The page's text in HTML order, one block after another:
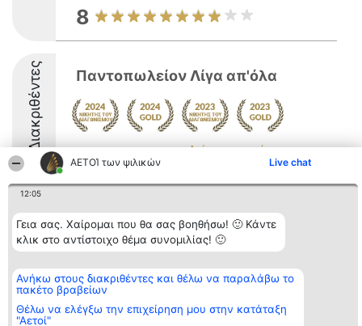
ΑΕΤΟΊ των ψιλικών Live chat
12:05
Γεια σας. Χαίρομαι που θα σας βοηθήσω! 🙂 Κάντε
κλικ στο αντίστοιχο θέμα συνομιλίας! 🙂
Ανήκω στους διακριθέντες και θέλω να παραλάβω το
πακέτο βραβείων
Θέλω να ελέγξω την επιχείρηση μου στην κατάταξη
"Αετοί"
8
Διακριθέντες Παντοπωλείον Λίγα απ'όλα
Δείτε περισσότερα >>
9.6
Διοργανωτής της
κατάταξης
Μονοπρόσωπη ΙΚΕ
ΤΗΛ. ΕΠΙΚΟΙΝΩΝΙΑΣ:
2104128019
email:
aetoi@beautifulcompany.co
Κατάταξη
Διακριθέντες
διακριθέντων
Όροι &
Επικοινωνία